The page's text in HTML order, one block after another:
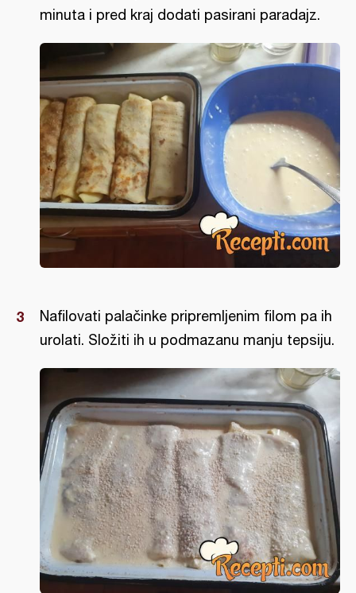
minuta i pred kraj dodati pasirani paradajz.
Nafilovati palačinke pripremljenim filom pa ih
urolati. Složiti ih u podmazanu manju tepsiju.